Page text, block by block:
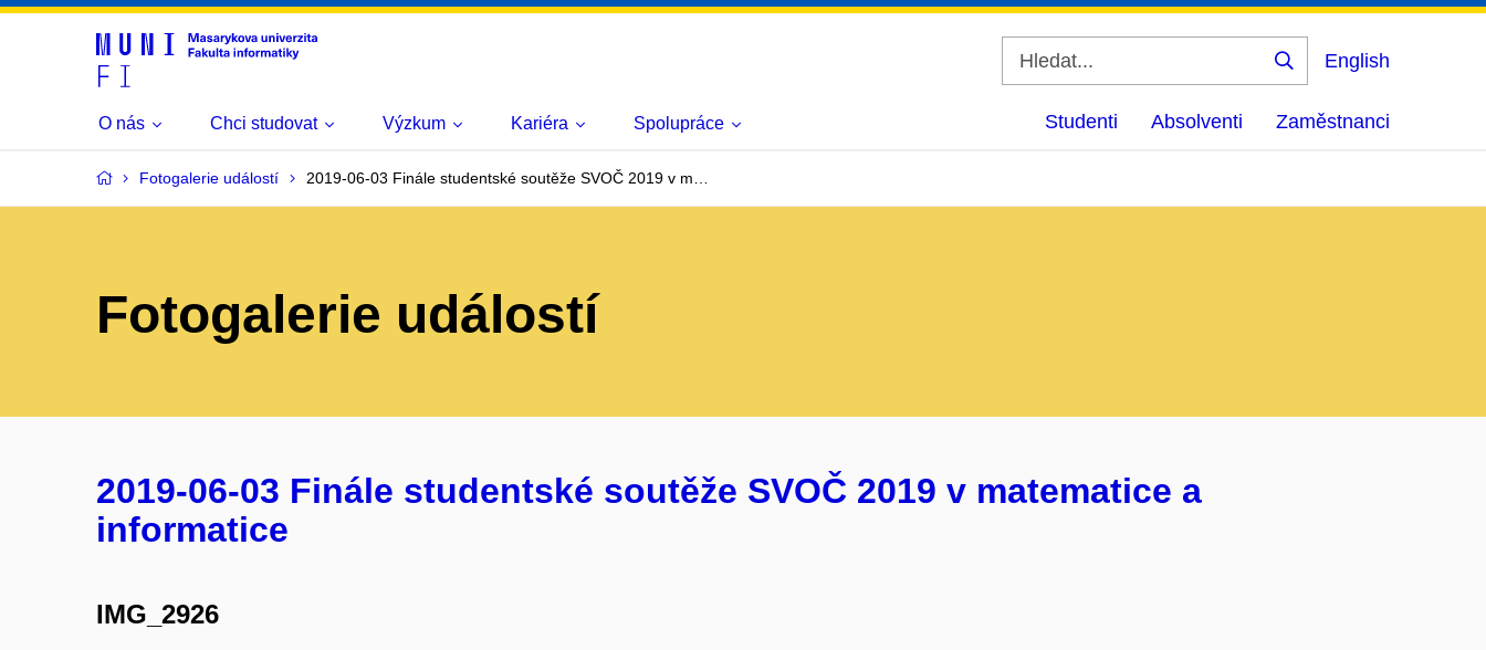
Vyhledat
English
O nás Chci studovat Výzkum Kariéra Spolupráce Studenti Absolventi Zaměstnanci
Fotogalerie událostí 2019-06-03 Finále studentské soutěže SVOČ 2019 v m…
Fotogalerie událostí
2019-06-03 Finále studentské soutěže SVOČ 2019 v matematice a
informatice
IMG_2926